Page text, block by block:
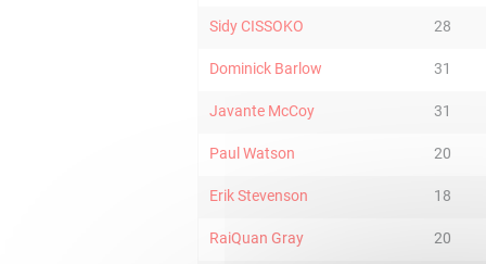
Sidy CISSOKO 28
Dominick Barlow 31
Javante McCoy 31
Paul Watson 20
Erik Stevenson 18
RaiQuan Gray 20